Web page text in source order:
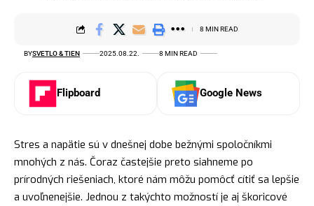
BYSVETLO & TIEN 2025.08.22. 8 MIN READ
8 MIN READ
Flipboard Google News
Stres a napätie sú v dnešnej dobe bežnými spoločníkmi
mnohých z nás. Čoraz častejšie preto siahneme po
prírodných riešeniach, ktoré nám môžu pomôcť cítiť sa lepšie
a uvoľnenejšie. Jednou z takýchto možností je aj škoricové